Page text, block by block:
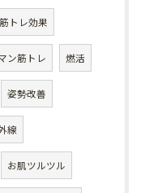
筋トレ効果
ン筋トレ 燃活
姿勢改善
線
お肌ツルツル